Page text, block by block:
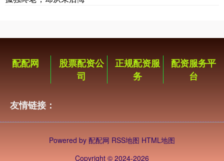
配配网
股票配资公
司
正规配资服
务
配资服务平
台
友情链接：
Powered by 配配网 RSS地图 HTML地图
Copyright © 2024-2026